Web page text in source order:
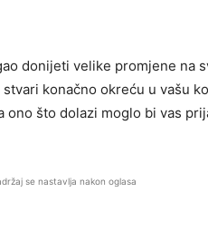
donijeti velike promjene na
konačno okreću u vašu
što dolazi moglo bi vas
se nastavlja nakon oglasa